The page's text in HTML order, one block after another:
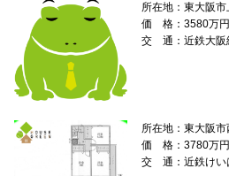
所在地：東大阪市
価 格：3580万円
交 通：近鉄大阪
所在地：東大阪市
価 格：3780万円
交 通：近鉄けい